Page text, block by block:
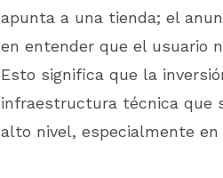
apunta a una tienda; el
en entender que el usuario
Esto significa que la
infraestructura técnica que
alto nivel, especialmente